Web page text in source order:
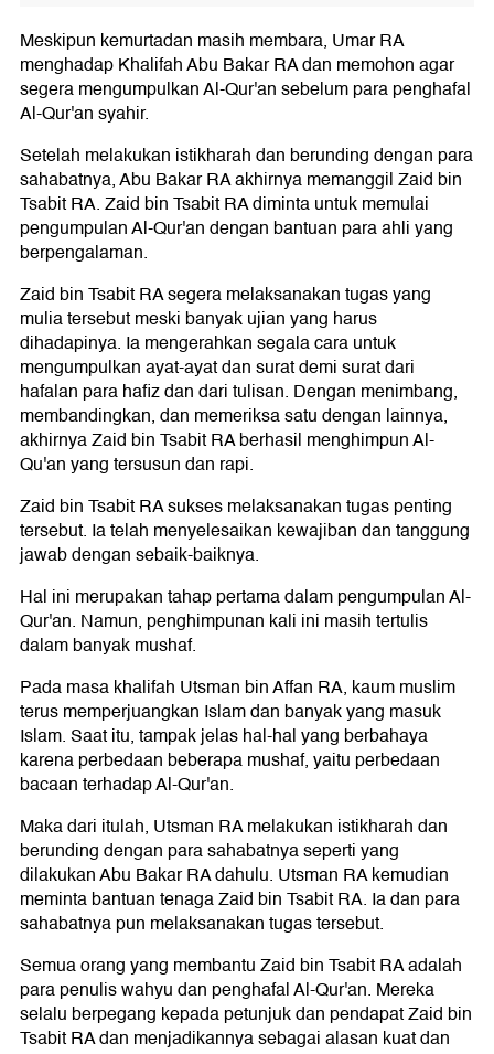
Meskipun kemurtadan masih membara, Umar RA
menghadap Khalifah Abu Bakar RA dan memohon agar
segera mengumpulkan Al-Qur'an sebelum para penghafal
Al-Qur'an syahir.
Setelah melakukan istikharah dan berunding dengan para
sahabatnya, Abu Bakar RA akhirnya memanggil Zaid bin
Tsabit RA. Zaid bin Tsabit RA diminta untuk memulai
pengumpulan Al-Qur'an dengan bantuan para ahli yang
berpengalaman.
Zaid bin Tsabit RA segera melaksanakan tugas yang
mulia tersebut meski banyak ujian yang harus
dihadapinya. Ia mengerahkan segala cara untuk
mengumpulkan ayat-ayat dan surat demi surat dari
hafalan para hafiz dan dari tulisan. Dengan menimbang,
membandingkan, dan memeriksa satu dengan lainnya,
akhirnya Zaid bin Tsabit RA berhasil menghimpun Al-
Qu'an yang tersusun dan rapi.
Zaid bin Tsabit RA sukses melaksanakan tugas penting
tersebut. Ia telah menyelesaikan kewajiban dan tanggung
jawab dengan sebaik-baiknya.
Hal ini merupakan tahap pertama dalam pengumpulan Al-
Qur'an. Namun, penghimpunan kali ini masih tertulis
dalam banyak mushaf.
Pada masa khalifah Utsman bin Affan RA, kaum muslim
terus memperjuangkan Islam dan banyak yang masuk
Islam. Saat itu, tampak jelas hal-hal yang berbahaya
karena perbedaan beberapa mushaf, yaitu perbedaan
bacaan terhadap Al-Qur'an.
Maka dari itulah, Utsman RA melakukan istikharah dan
berunding dengan para sahabatnya seperti yang
dilakukan Abu Bakar RA dahulu. Utsman RA kemudian
meminta bantuan tenaga Zaid bin Tsabit RA. Ia dan para
sahabatnya pun melaksanakan tugas tersebut.
Semua orang yang membantu Zaid bin Tsabit RA adalah
para penulis wahyu dan penghafal Al-Qur'an. Mereka
selalu berpegang kepada petunjuk dan pendapat Zaid bin
Tsabit RA dan menjadikannya sebagai alasan kuat dan